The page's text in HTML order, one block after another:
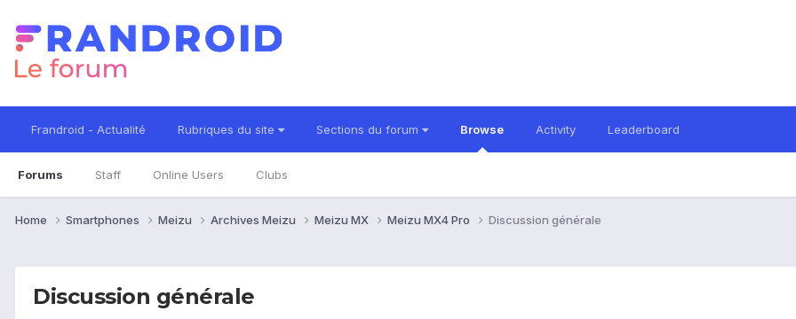
Frandroid - Actualité Rubriques du site Sections du forum Browse
Forums Staff Online Users Clubs
Activity Leaderboard
Home Smartphones Meizu Archives Meizu Meizu MX Meizu MX4 Pro Discussion générale
Discussion générale